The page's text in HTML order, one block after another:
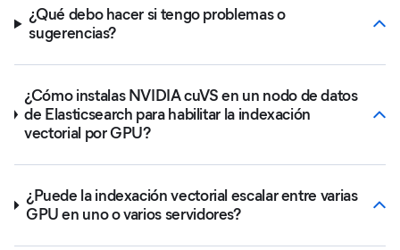
¿Qué debo hacer si tengo problemas o
sugerencias?
¿Cómo instalas NVIDIA cuVS en un nodo de datos
de Elasticsearch para habilitar la indexación
vectorial por GPU?
¿Puede la indexación vectorial escalar entre varias
GPU en uno o varios servidores?